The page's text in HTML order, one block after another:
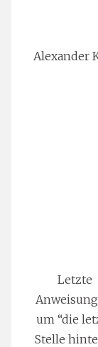
Alexander
Letzte
um “die
Stelle